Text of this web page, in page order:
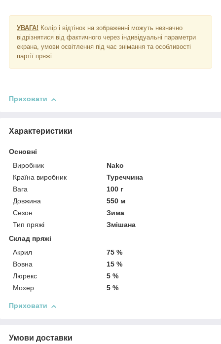
УВАГА! Колір і відтінок на зображенні можуть незначно
відрізнятися від фактичного через індивідуальні параметри
екрана, умови освітлення під час знімання та особливості
партії пряжі.
Приховати
Характеристики
Основні
Виробник
Nako
Країна виробник
Туреччина
Вага
100 г
Довжина
550 м
Сезон
Зима
Тип пряжі
Змішана
Склад пряжі
Акрил
75 %
Вовна
15 %
Люрекс
5 %
Мохер
5 %
Приховати
Умови доставки